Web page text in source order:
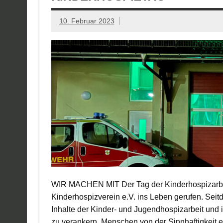
10. Februar 2023
WIR MACHEN MIT Der Tag der
Kinderhospizverein e.V. ins Leben gerufen.
Inhalte der Kinder- und Jugendhospizarbeit